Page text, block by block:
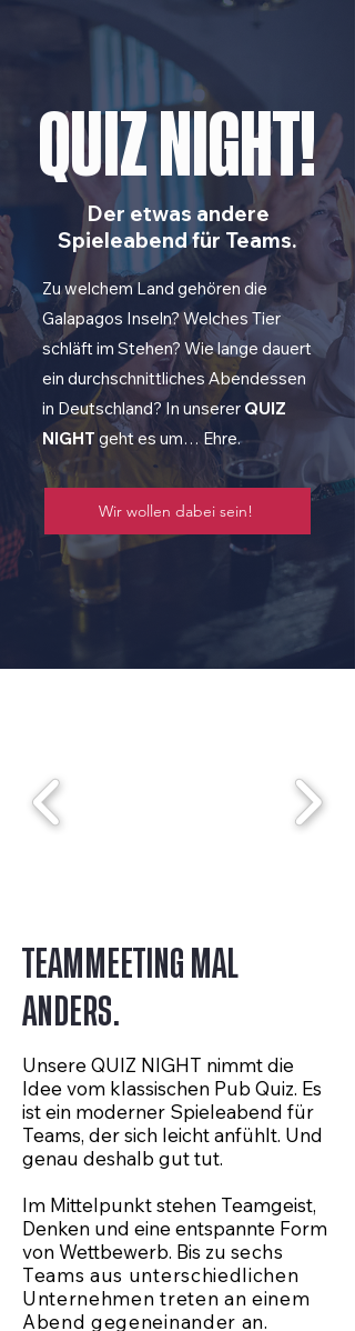
QUIZ NIGHT!
Der etwas andere
Spieleabend für Teams.
Zu welchem Land gehören die
Galapagos Inseln? Welches Tier
schläft im Stehen? Wie lange dauert
ein durchschnittliches Abendessen
in Deutschland? In unserer QUIZ
NIGHT geht es um… Ehre.
Wir wollen dabei sein!
TEAMMEETING MAL
ANDERS.
Unsere QUIZ NIGHT nimmt die
Idee vom klassischen Pub Quiz. Es
ist ein moderner Spieleabend für
Teams, der sich leicht anfühlt. Und
genau deshalb gut tut.
Im Mittelpunkt stehen Teamgeist,
Denken und eine entspannte Form
von Wettbewerb. Bis zu sechs
Teams aus unterschiedlichen
Unternehmen treten an einem
Abend gegeneinander an.